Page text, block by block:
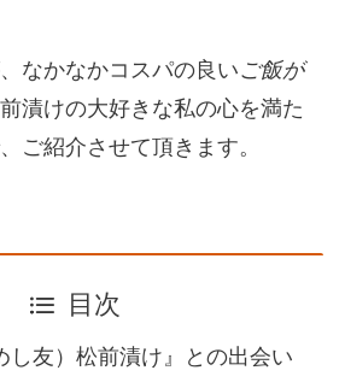
なかなかコスパの良いご飯が
漬けの大好きな私の心を満た
ご紹介させて頂きます。
目次
し友）松前漬け』との出会い